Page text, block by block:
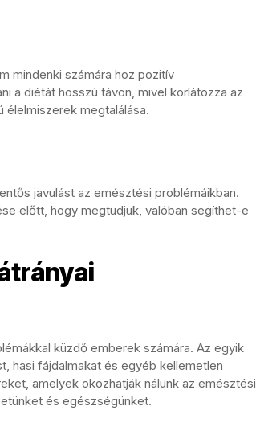
mindenki számára hoz pozitív
a diétát hosszú távon, mivel korlátozza az
élelmiszerek megtalálása.
javulást az emésztési problémáikban.
előtt, hogy megtudjuk, valóban segíthet-e
küzdő emberek számára. Az egyik
hasi fájdalmakat és egyéb kellemetlen
amelyek okozhatják nálunk az emésztési
és egészségünket.